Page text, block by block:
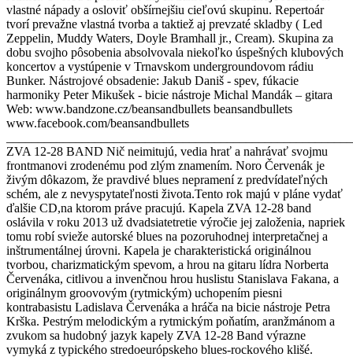
vlastné nápady a osloviť obšírnejšiu cieľovú skupinu. Repertoár
tvorí prevažne vlastná tvorba a taktiež aj prevzaté skladby ( Led
Zeppelin, Muddy Waters, Doyle Bramhall jr., Cream). Skupina za
dobu svojho pôsobenia absolvovala niekoľko úspešných klubových
koncertov a vystúpenie v Trnavskom undergroundovom rádiu
Bunker. Nástrojové obsadenie: Jakub Daniš - spev, fúkacie
harmoniky Peter Mikušek - bicie nástroje Michal Mandák – gitara
Web: www.bandzone.cz/beansandbullets beansandbullets
www.facebook.com/beansandbullets
ZVA 12-28 BAND Nič neimitujú, vedia hrať a nahrávať svojmu
frontmanovi zrodenému pod zlým znamením. Noro Červenák je
živým dôkazom, že pravdivé blues nepramení z predvídateľných
schém, ale z nevyspytateľnosti života.Tento rok majú v pláne vydať
ďalšie CD,na ktorom práve pracujú. Kapela ZVA 12-28 band
oslávila v roku 2013 už dvadsiatetretie výročie jej založenia, napriek
tomu robí svieže autorské blues na pozoruhodnej interpretačnej a
inštrumentálnej úrovni. Kapela je charakteristická originálnou
tvorbou, charizmatickým spevom, a hrou na gitaru lídra Norberta
Červenáka, citlivou a invenčnou hrou huslistu Stanislava Fakana, a
originálnym groovovým (rytmickým) uchopením piesni
kontrabasistu Ladislava Červenáka a hráča na bicie nástroje Petra
Krška. Pestrým melodickým a rytmickým poňatím, aranžmánom a
zvukom sa hudobný jazyk kapely ZVA 12-28 Band výrazne
vymyká z typického stredoeurópskeho blues-rockového klišé.